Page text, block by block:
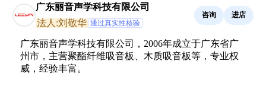
广东丽音声学科技有限公司
法人:刘敬华 通过真实性核验
咨询 进店
广东丽音声学科技有限公司，2006年成立于广东省广
州市，主营聚酯纤维吸音板、木质吸音板等，专业权
威，经验丰富。